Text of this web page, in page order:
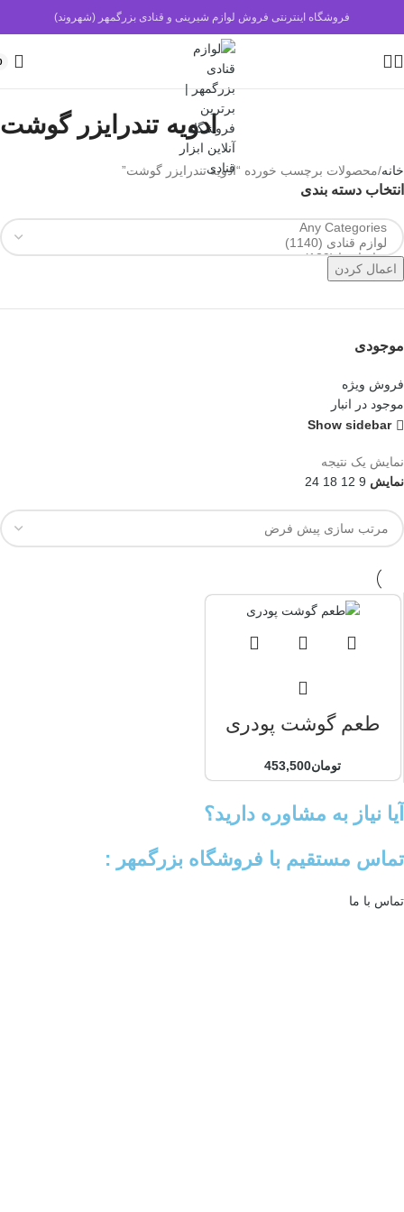
فروشگاه اینترنتی فروش لوازم شیرینی و قنادی بزرگمهر (شهروند)
ادویه تندرایزر گوشت
خانه محصولات برچسب خورده “ادویه تندرایزر گوشت”
انتخاب دسته بندی
اعمال کردن
موجودی
فروش ویژه
موجود در انبار
Show sidebar
نمایش یک نتیجه
نمایش 9
12
18
24
طعم گوشت پودری
تومان453,500
آیا نیاز به مشاوره دارید؟
تماس مستقیم با فروشگاه بزرگمهر :
تماس با ما